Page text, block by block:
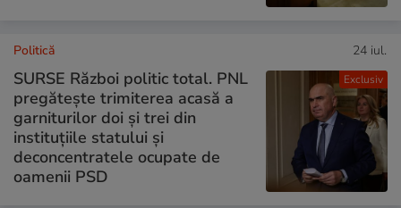
Exclusiv
Politică 24 iul.
SURSE Război politic total. PNL
pregătește trimiterea acasă a
garniturilor doi și trei din
instituțiile statului și
deconcentratele ocupate de
oamenii PSD